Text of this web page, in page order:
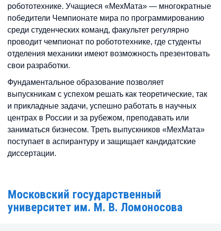
робототехнике. Учащиеся «МехМата» — многократные
победители Чемпионате мира по программированию
среди студенческих команд, факультет регулярно
проводит чемпионат по робототехнике, где студенты
отделения механики имеют возможность презентовать
свои разработки.
Фундаментальное образование позволяет
выпускникам с успехом решать как теоретические, так
и прикладные задачи, успешно работать в научных
центрах в России и за рубежом, преподавать или
заниматься бизнесом. Треть выпускников «МехМата»
поступает в аспирантуру и защищает кандидатские
диссертации.
Московский государственный
университет им. М. В. Ломоносова